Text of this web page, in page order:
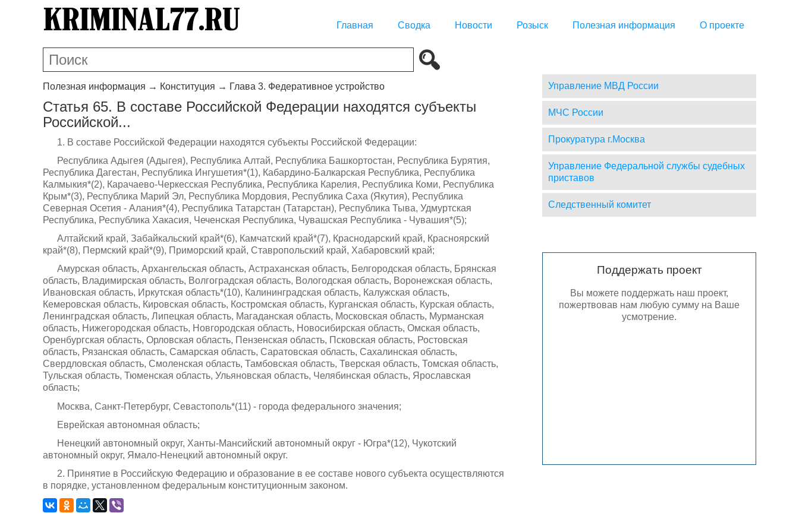
Главная Сводка Новости Розыск Полезная информация О проекте
Полезная информация → Конституция → Глава 3. Федеративное устройство
Статья 65. В составе Российской Федерации находятся субъекты
Российской...
1. В составе Российской Федерации находятся субъекты Российской Федерации:
Республика Адыгея (Адыгея), Республика Алтай, Республика Башкортостан, Республика Бурятия,
Республика Дагестан, Республика Ингушетия*(1), Кабардино-Балкарская Республика, Республика
Калмыкия*(2), Карачаево-Черкесская Республика, Республика Карелия, Республика Коми, Республика
Крым*(3), Республика Марий Эл, Республика Мордовия, Республика Саха (Якутия), Республика
Северная Осетия - Алания*(4), Республика Татарстан (Татарстан), Республика Тыва, Удмуртская
Республика, Республика Хакасия, Чеченская Республика, Чувашская Республика - Чувашия*(5);
Алтайский край, Забайкальский край*(6), Камчатский край*(7), Краснодарский край, Красноярский
край*(8), Пермский край*(9), Приморский край, Ставропольский край, Хабаровский край;
Амурская область, Архангельская область, Астраханская область, Белгородская область, Брянская
область, Владимирская область, Волгоградская область, Вологодская область, Воронежская область,
Ивановская область, Иркутская область*(10), Калининградская область, Калужская область,
Кемеровская область, Кировская область, Костромская область, Курганская область, Курская область,
Ленинградская область, Липецкая область, Магаданская область, Московская область, Мурманская
область, Нижегородская область, Новгородская область, Новосибирская область, Омская область,
Оренбургская область, Орловская область, Пензенская область, Псковская область, Ростовская
область, Рязанская область, Самарская область, Саратовская область, Сахалинская область,
Свердловская область, Смоленская область, Тамбовская область, Тверская область, Томская область,
Тульская область, Тюменская область, Ульяновская область, Челябинская область, Ярославская
область;
Москва, Санкт-Петербург, Севастополь*(11) - города федерального значения;
Еврейская автономная область;
Ненецкий автономный округ, Ханты-Мансийский автономный округ - Югра*(12), Чукотский
автономный округ, Ямало-Ненецкий автономный округ.
2. Принятие в Российскую Федерацию и образование в ее составе нового субъекта осуществляются
в порядке, установленном федеральным конституционным законом.
Управление МВД России
МЧС России
Прокуратура г.Москва
Управление Федеральной службы судебных
приставов
Следственный комитет
Поддержать проект
Вы можете поддержать наш проект,
пожертвовав нам любую сумму на Ваше
усмотрение.